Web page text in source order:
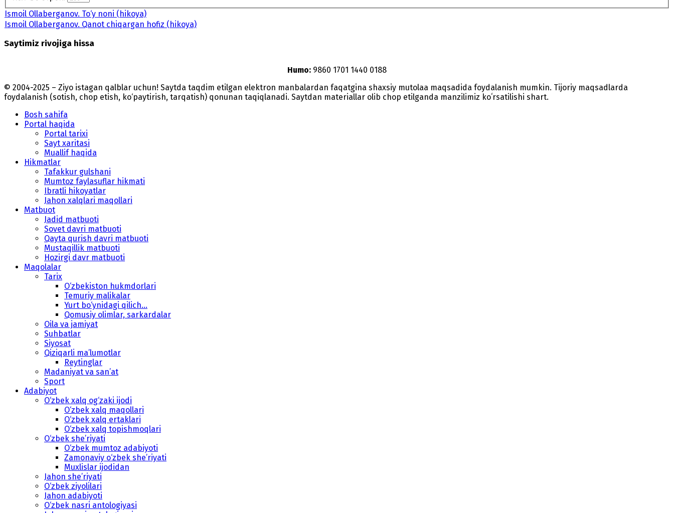
Ismoil Ollaberganov. To‘y noni (hikoya)
Ismoil Ollaberganov. Qanot chiqargan hofiz (hikoya)
Saytimiz rivojiga hissa
Humo: 9860 1701 1440 0188
© 2004-2025 – Ziyo istagan qalblar uchun! Saytda taqdim etilgan elektron manbalardan faqatgina shaxsiy mutolaa maqsadida foydalanish mumkin. Tijoriy maqsadlarda
foydalanish (sotish, chop etish, ko‘paytirish, tarqatish) qonunan taqiqlanadi. Saytdan materiallar olib chop etilganda manzilimiz koʻrsatilishi shart.
Bosh sahifa
Portal haqida
Portal tarixi
Sayt xaritasi
Muallif haqida
Hikmatlar
Tafakkur gulshani
Mumtoz faylasuflar hikmati
Ibratli hikoyatlar
Jahon xalqlari maqollari
Matbuot
Jadid matbuoti
Sovet davri matbuoti
Qayta qurish davri matbuoti
Mustaqillik matbuoti
Hozirgi davr matbuoti
Maqolalar
Tarix
O‘zbekiston hukmdorlari
Temuriy malikalar
Yurt bo‘ynidagi qilich...
Qomusiy olimlar, sarkardalar
Oila va jamiyat
Suhbatlar
Siyosat
Qiziqarli ma’lumotlar
Reytinglar
Madaniyat va san’at
Sport
Adabiyot
O‘zbek xalq og‘zaki ijodi
O‘zbek xalq maqollari
O‘zbek xalq ertaklari
O‘zbek xalq topishmoqlari
O‘zbek she’riyati
O‘zbek mumtoz adabiyoti
Zamonaviy o‘zbek she’riyati
Muxlislar ijodidan
Jahon she’riyati
O‘zbek ziyolilari
Jahon adabiyoti
O‘zbek nasri antologiyasi